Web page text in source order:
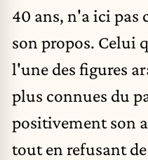
40 ans, n'a ici pas
son propos. Celui
l'une des figures
plus connues du
positivement son
tout en refusant